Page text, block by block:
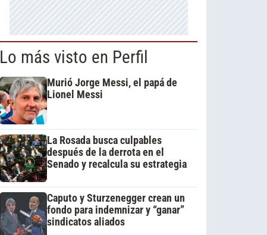
Lo más visto en Perfil
Murió Jorge Messi, el papá de
Lionel Messi
La Rosada busca culpables
después de la derrota en el
Senado y recalcula su estrategia
Caputo y Sturzenegger crean un
fondo para indemnizar y “ganar”
sindicatos aliados